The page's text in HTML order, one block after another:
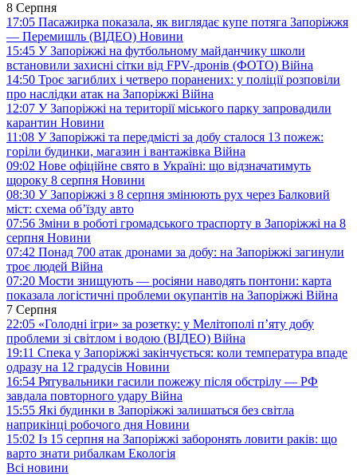
8 Серпня
17:05 Пасажирка показала, як виглядає купе потяга Запоріжжя
— Перемишль (ВІДЕО) Новини
15:45 У Запоріжжі на футбольному майданчику школи
встановили захисні сітки від FPV-дронів (ФОТО) Війна
14:50 Троє загиблих і четверо поранених: у поліції розповіли
про наслідки атак на Запоріжжі Війна
12:07 У Запоріжжі на території міського парку запровадили
карантин Новини
11:08 У Запоріжжі та передмісті за добу сталося 13 пожеж:
горіли будинки, магазин і вантажівка Війна
09:02 Нове офіційне свято в Україні: що відзначатимуть
щороку 8 серпня Новини
08:30 У Запоріжжі з 8 серпня змінюють рух через Балковий
міст: схема об’їзду авто
07:56 Зміни в роботі громадського траспорту в Запоріжжі на 8
серпня Новини
07:42 Понад 700 атак дронами за добу: на Запоріжжі загинули
троє людей Війна
07:20 Мости знищують — росіяни наводять понтони: карта
показала логістичні проблеми окупантів на Запоріжжі Війна
7 Серпня
22:05 «Голодні ігри» за розетку: у Мелітополі п’яту добу
проблеми зі світлом і водою (ВІДЕО) Війна
19:11 Спека у Запоріжжі закінчується: коли температура впаде
одразу на 12 градусів Новини
16:54 Рятувальники гасили пожежу після обстрілу — РФ
завдала повторного удару Війна
15:55 Які будинки в Запоріжжі залишаться без світла
наприкінці робочого дня Новини
15:02 Із 15 серпня на Запоріжжі заборонять ловити раків: що
варто знати рибалкам Екологія
Всі новини